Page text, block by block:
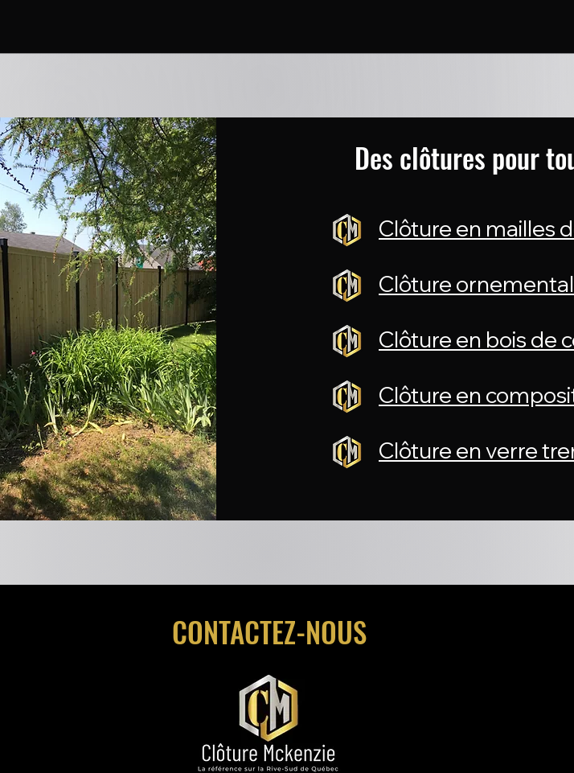
Des clôtures pour
Clôture en mailles
Clôture
Clôture en bois de
Clôture en
Clôture en verre
CONTACTEZ-NOUS